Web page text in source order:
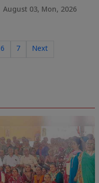
August 03, Mon, 2026
6 7 Next